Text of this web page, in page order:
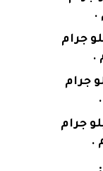
بدون طباعه ٢٤.٠٦٢ كيلو جرام
طباعه ٢٦.٠٨١ كيلو جرام
بدون طباعه ٣٢.٠٢٦ كيلو جرام